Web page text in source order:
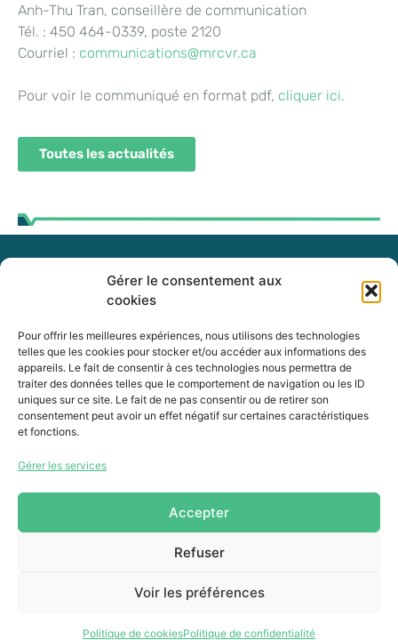
Gérer le consentement aux
cookies
Pour offrir les meilleures expériences, nous utilisons des technologies
telles que les cookies pour stocker et/ou accéder aux informations des
appareils. Le fait de consentir à ces technologies nous permettra de
traiter des données telles que le comportement de navigation ou les ID
uniques sur ce site. Le fait de ne pas consentir ou de retirer son
consentement peut avoir un effet négatif sur certaines caractéristiques
et fonctions.
Gérer les services
Accepter
Refuser
Voir les préférences
Politique de cookiesPolitique de confidentialité
Anh-Thu Tran, conseillère de communication
Tél. : 450 464-0339, poste 2120
Courriel : communications@mrcvr.ca
Pour voir le communiqué en format pdf, cliquer ici.
Toutes les actualités
255, boul. Laurier, bureau 100
McMasterville (Québec)
J3G 0B7
Intranet
info@mrcvr.ca